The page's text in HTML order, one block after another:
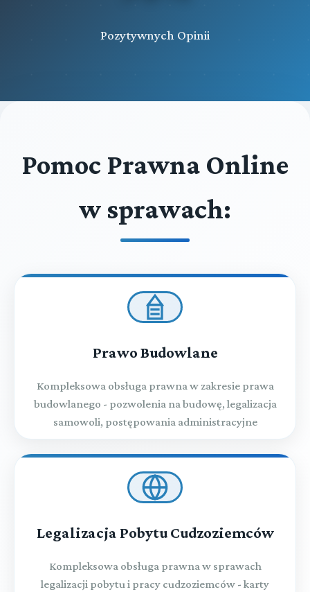
Pozytywnych Opinii
Pomoc Prawna Online
w sprawach:
Prawo Budowlane
Kompleksowa obsługa prawna w zakresie prawa
budowlanego - pozwolenia na budowę, legalizacja
samowoli, postępowania administracyjne
Legalizacja Pobytu Cudzoziemców
Kompleksowa obsługa prawna w sprawach
legalizacji pobytu i pracy cudzoziemców - karty